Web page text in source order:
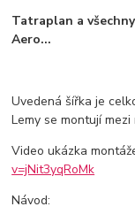
Tatraplan a
Aero...
Uvedená šířka je
Lemy se montují
Video ukázka
v=jNit3yqRoMk
Návod: